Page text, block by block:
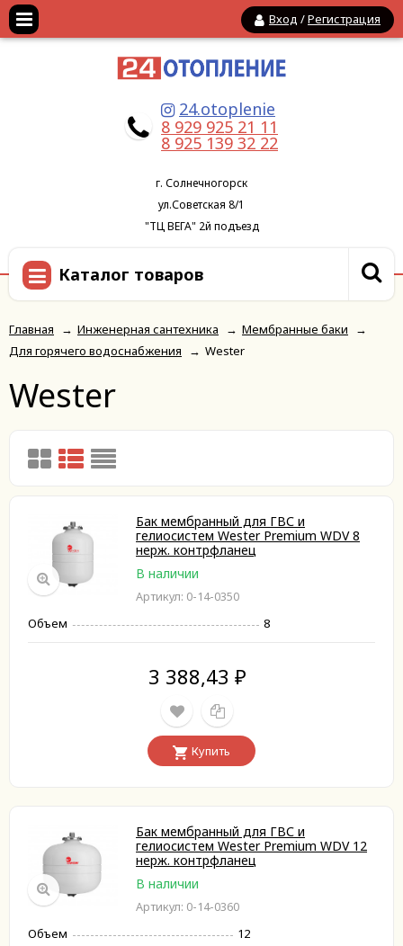
Вход /Регистрация
24.otoplenie
8 929 925 21 11
8 925 139 32 22
г. Солнечногорск
ул.Советская 8/1
"ТЦ ВЕГА" 2й подъезд
Каталог товаров
Главная → Инженерная сантехника → Мембранные баки
→
Для горячего водоснабжения
→ Wester
Wester
Бак мембранный для ГВС и
гелиосистем Wester Premium WDV 8
нерж. контрфланец
В наличии
Артикул: 0-14-0350
Объем 8
3 388,43 ₽
Купить
Бак мембранный для ГВС и
гелиосистем Wester Premium WDV 12
нерж. контрфланец
В наличии
Артикул: 0-14-0360
Объем 12